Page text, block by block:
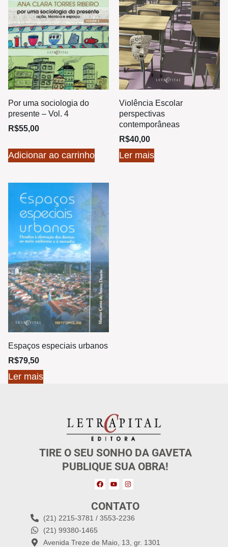
Por uma sociologia do
presente – Vol. 4
R$55,00
Adicionar ao carrinho
Violência Escolar
perspectivas
contemporâneas
R$40,00
Ler mais
Espaços especiais urbanos
R$79,50
Ler mais
TIRE O SEU SONHO DA GAVETA
PUBLIQUE SUA OBRA!
CONTATO
(21) 2215-3781 / 3553-2236
(21) 99380-1465
Avenida Treze de Maio, 13, gr. 1301